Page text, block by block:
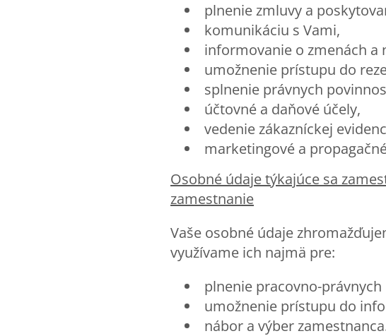
plnenie zmluvy a
komunikáciu s Vami,
informovanie o zmenách a
umožnenie prístupu do
splnenie právnych
účtovné a daňové účely,
vedenie zákazníckej
marketingové a
Osobné údaje týkajúce sa
zamestnanie
Vaše osobné údaje
využívame ich najmä pre:
plnenie pracovno-
umožnenie prístupu do
nábor a výber